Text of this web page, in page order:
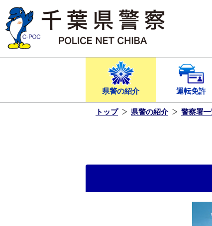
ス
キ
ま
県警の紹介 運転免許
トップ 県警の紹介 警察署